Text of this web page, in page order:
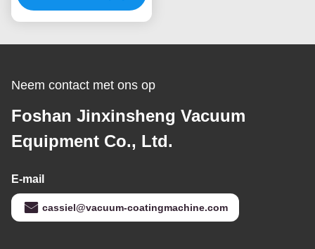
Vacuümdeklaagmachine
Neem contact met ons op
Foshan Jinxinsheng Vacuum
Equipment Co., Ltd.
E-mail
cassiel@vacuum-coatingmachine.com